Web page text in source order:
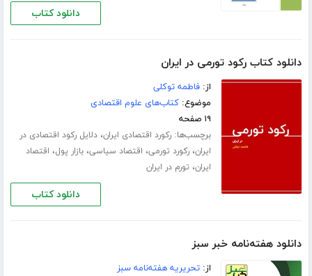
دانلود کتاب
دانلود کتاب رکود تورمی در ایران
از:فاطمه توکلی
موضوع:کتاب‌های علوم اقتصادی
۱۹ صفحه
برچسب‌ها:رکورد اقتصادی ایران،دلایل رکود اقتصادی در
ایران،رکورد تورمی، اقتصاد سیاسی،بازار پول، اقتصاد
ایران، تورم در ایران
دانلود کتاب
دانلود هفته‌نامه خبر سبز
از:تحریریه هفته‌نامه سبز